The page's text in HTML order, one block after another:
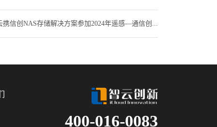
携信创NAS存储解决方案参加2024年遥感—通信创...
400-016-0083